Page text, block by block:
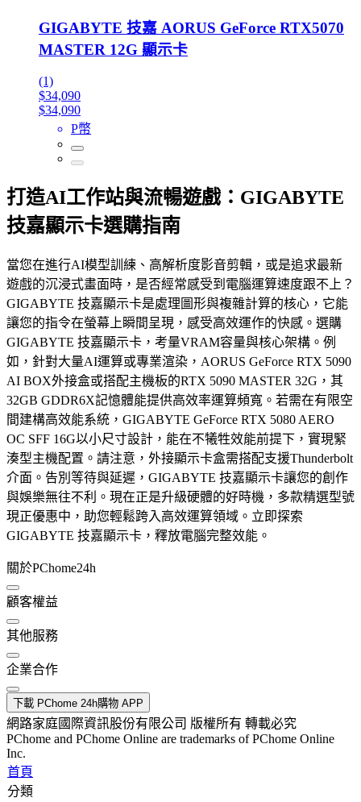
GIGABYTE 技嘉 AORUS GeForce RTX5070
MASTER 12G 顯示卡
(1)
$34,090
$34,090
P幣
打造AI工作站與流暢遊戲：GIGABYTE
技嘉顯示卡選購指南
當您在進行AI模型訓練、高解析度影音剪輯，或是追求最新
遊戲的沉浸式畫面時，是否經常感受到電腦運算速度跟不上？
GIGABYTE 技嘉顯示卡是處理圖形與複雜計算的核心，它能
讓您的指令在螢幕上瞬間呈現，感受高效運作的快感。選購
GIGABYTE 技嘉顯示卡，考量VRAM容量與核心架構。例
如，針對大量AI運算或專業渲染，AORUS GeForce RTX 5090
AI BOX外接盒或搭配主機板的RTX 5090 MASTER 32G，其
32GB GDDR6X記憶體能提供高效率運算頻寬。若需在有限空
間建構高效能系統，GIGABYTE GeForce RTX 5080 AERO
OC SFF 16G以小尺寸設計，能在不犧牲效能前提下，實現緊
湊型主機配置。請注意，外接顯示卡盒需搭配支援Thunderbolt
介面。告別等待與延遲，GIGABYTE 技嘉顯示卡讓您的創作
與娛樂無往不利。現在正是升級硬體的好時機，多款精選型號
現正優惠中，助您輕鬆跨入高效運算領域。立即探索
GIGABYTE 技嘉顯示卡，釋放電腦完整效能。
關於PChome24h
顧客權益
其他服務
企業合作
下載 PChome 24h購物 APP
網路家庭國際資訊股份有限公司 版權所有 轉載必究
PChome and PChome Online are trademarks of PChome Online
Inc.
首頁
分類